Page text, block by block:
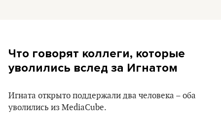
Что говорят коллеги, которые
уволились вслед за Игнатом
Игната открыто поддержали два человека – оба
уволились из MediaCube.